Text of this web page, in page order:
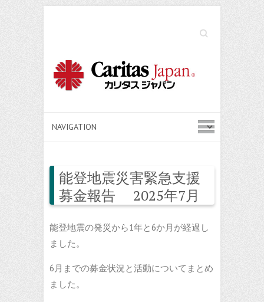
Search
能登地震災害緊急支援
募金報告 2025年7月
能登地震の発災から1年と6か月が経過し
ました。
6月までの募金状況と活動についてまとめ
ました。